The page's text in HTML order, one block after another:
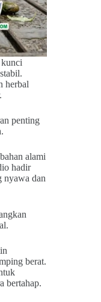
herbal
penting
alami
hadir
nyawa dan
berat.
bertahap.